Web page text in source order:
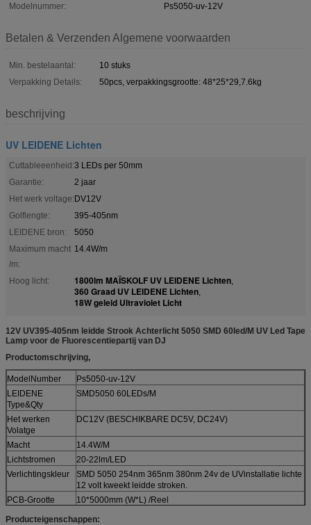
Modelnummer:
Ps5050-uv-12V
Betalen & Verzenden Algemene voorwaarden
Min. bestelaantal:
10 stuks
Verpakking Details:
50pcs, verpakkingsgrootte: 48*25*29,7.6kg
beschrijving
UV LEIDENE Lichten
Cuttableeenheid:3 LEDs per 50mm
Garantie:
2 jaar
Het werk voltage:DV12V
Golflengte:
395-405nm
LEIDENE bron:
5050
Maximum macht
/m:
14.4W/m
Hoog licht: 1800lm MAÏSKOLF UV LEIDENE Lichten,
360 Graad UV LEIDENE Lichten,
18W geleid Ultraviolet Licht
12V UV395-405nm leidde Strook Achterlicht 5050 SMD 60led/M UV Led Tape
Lamp voor de Fluorescentiepartij van DJ
Productomschrijving,
ModelNumber
Ps5050-uv-12V
LEIDENE
Type&Qty
SMD5050 60LEDs/M
Het werken
Volatge
DC12V (BESCHIKBARE DC5V, DC24V)
Macht
14.4W/M
Lichtstromen
20-22lm/LED
Verlichtingskleur
SMD 5050 254nm 365nm 380nm 24v de UVinstallatie lichte
12 volt kweekt leidde stroken.
PCB-Grootte
10*5000mm (W*L) /Reel
IP Classificatie
Producteigenschappen: